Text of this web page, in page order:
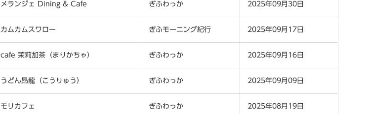
メランジェ Dining & Cafe ぎふわっか 2025年09月30日
カムカムスワロー ぎふモーニング紀行 2025年09月17日
cafe 茉莉加茶（まりかちゃ） ぎふわっか 2025年09月16日
うどん昂龍（こうりゅう） ぎふわっか 2025年09月09日
モリカフェ ぎふわっか 2025年08月19日